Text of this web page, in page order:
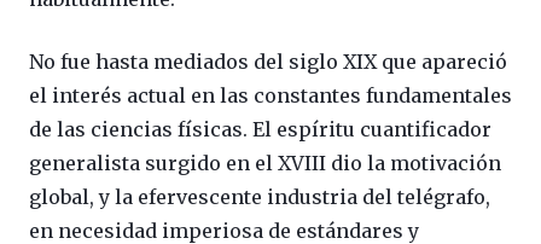
No fue hasta mediados del siglo XIX que apareció
el interés actual en las constantes fundamentales
de las ciencias físicas. El espíritu cuantificador
generalista surgido en el XVIII dio la motivación
global, y la efervescente industria del telégrafo,
en necesidad imperiosa de estándares y